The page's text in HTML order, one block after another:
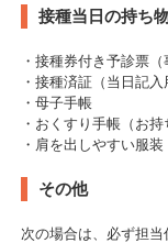
接種当日の持ち
・接種券付き予診票
・接種済証（当日記入
・母子手帳
・おくすり手帳（お持
・肩を出しやすい服
その他
次の場合は、必ず担当